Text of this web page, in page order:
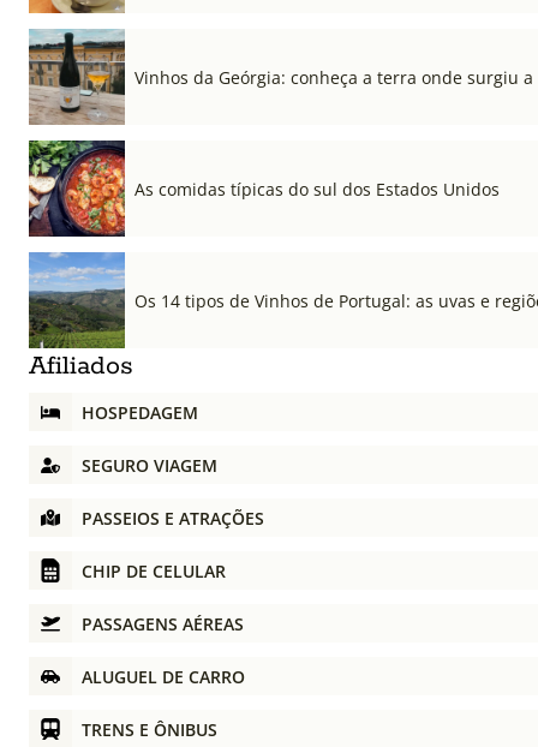
Vinhos da Geórgia: conheça a terra onde surgiu
As comidas típicas do sul dos Estados Unidos
Os 14 tipos de Vinhos de Portugal: as uvas e
Afiliados
HOSPEDAGEM
SEGURO VIAGEM
PASSEIOS E ATRAÇÕES
CHIP DE CELULAR
PASSAGENS AÉREAS
ALUGUEL DE CARRO
TRENS E ÔNIBUS